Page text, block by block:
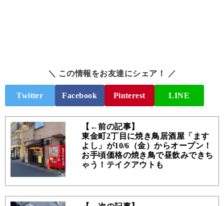
＼ この情報をお友達にシェア！ ／
Twitter Facebook Pinterest LINE
【←前の記事】
東金町2丁目に焼き鳥居酒屋「ます
よし」が10/6（金）からオープン！
お手頃価格の焼き鳥で昼飲みできち
ゃう！テイクアウトも